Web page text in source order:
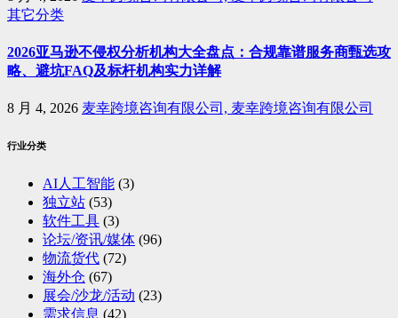
其它分类
2026亚马逊不侵权分析机构大全盘点：合规靠谱服务商甄选攻
略、避坑FAQ及标杆机构实力详解
8 月 4, 2026 麦幸跨境咨询有限公司, 麦幸跨境咨询有限公司
行业分类
AI人工智能 (3)
独立站 (53)
软件工具 (3)
论坛/资讯/媒体 (96)
物流货代 (72)
海外仓 (67)
展会/沙龙/活动 (23)
需求信息 (42)